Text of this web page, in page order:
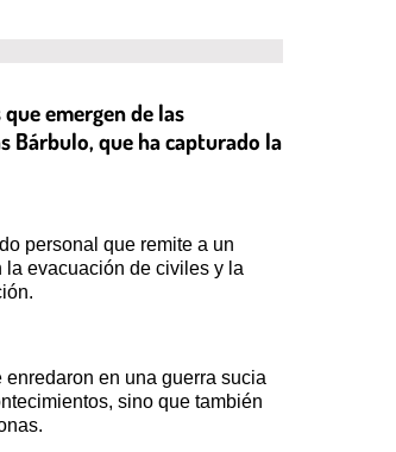
emergen de las
Bárbulo, que ha capturado la
personal que remite a un
evacuación de civiles y la
en una guerra sucia
sino que también